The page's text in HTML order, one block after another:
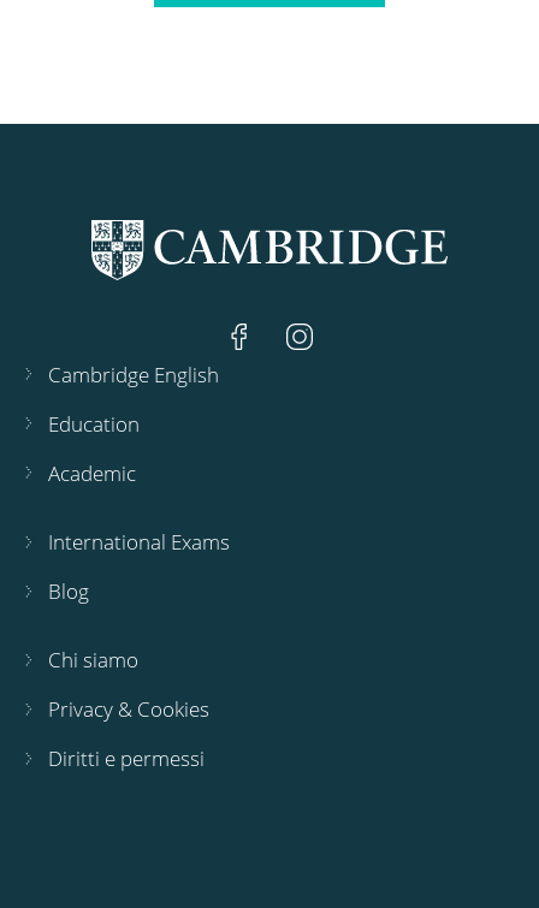
Cambridge English
Education
Academic
International Exams
Blog
Chi siamo
Privacy & Cookies
Diritti e permessi